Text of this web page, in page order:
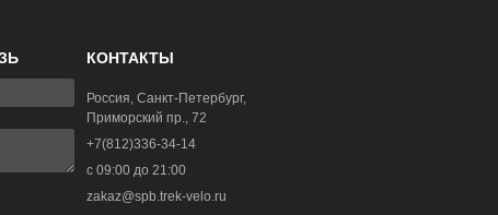
КОНТАКТЫ
Россия, Санкт-Петербург,
Приморский пр., 72
+7(812)336-34-14
с 09:00 до 21:00
zakaz@spb.trek-velo.ru